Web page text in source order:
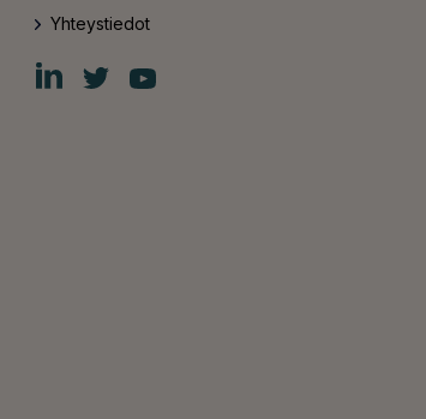
Yhteystiedot
Fiskars
Group
Fiskars
Group
Fiskars
Group